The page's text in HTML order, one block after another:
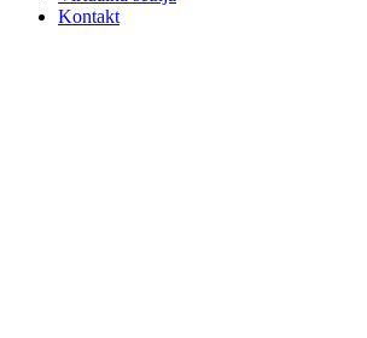
Kontakt